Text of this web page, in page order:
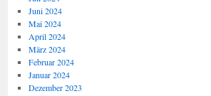
Juni 2024
Mai 2024
April 2024
März 2024
Februar 2024
Januar 2024
Dezember 2023